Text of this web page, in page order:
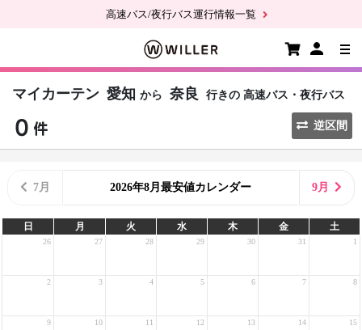
高速バス/夜行バス運行情報一覧
マイカーテン 愛知 から 奈良 行きの 高速バス・夜行バス
逆区間
7月 2026年8月最安値カレンダー 9月
日 月 火 水 木 金 土
26 27 28 29 30 31 1
2 3 4 5 6 7 8
9 10 11 12 13 14 15